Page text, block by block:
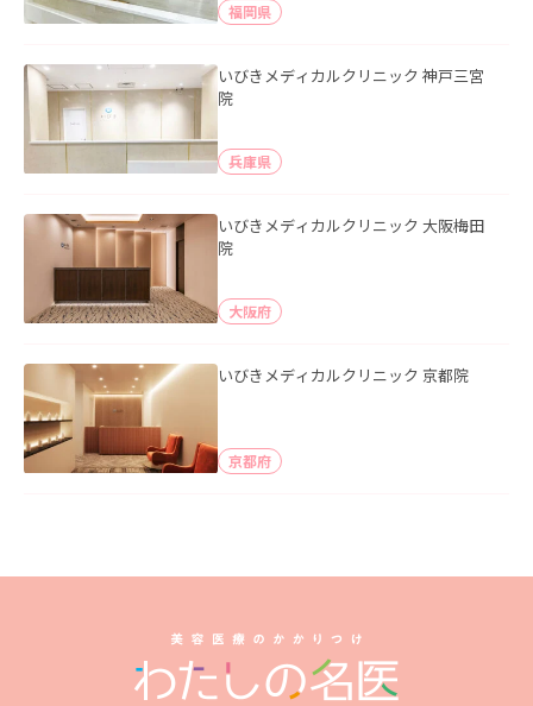
福岡県
いびきメディカルクリニック 神戸三宮
院
兵庫県
いびきメディカルクリニック 大阪梅田
院
大阪府
いびきメディカルクリニック 京都院
京都府